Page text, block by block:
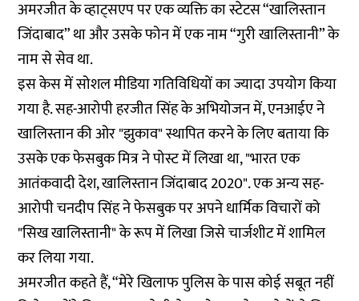
अमरजीत के व्हाट्सएप पर एक व्यक्ति का स्टेटस “खालिस्तान
जिंदाबाद” था और उसके फोन में एक नाम “गुरी खालिस्तानी” के
नाम से सेव था.
इस केस में सोशल मीडिया गतिविधियों का ज्यादा उपयोग किया
गया है. सह-आरोपी हरजीत सिंह के अभियोजन में, एनआईए ने
खालिस्तान की ओर "झुकाव" स्थापित करने के लिए बताया कि
उसके एक फेसबुक मित्र ने पोस्ट में लिखा था, "भारत एक
आतंकवादी देश, खालिस्तान जिंदाबाद 2020". एक अन्य सह-
आरोपी चनदीप सिंह ने फेसबुक पर अपने धार्मिक विचारों को
"सिख खालिस्तानी" के रूप में लिखा जिसे चार्जशीट में शामिल
कर लिया गया.
अमरजीत कहते हैं, “मेरे खिलाफ पुलिस के पास कोई सबूत नहीं